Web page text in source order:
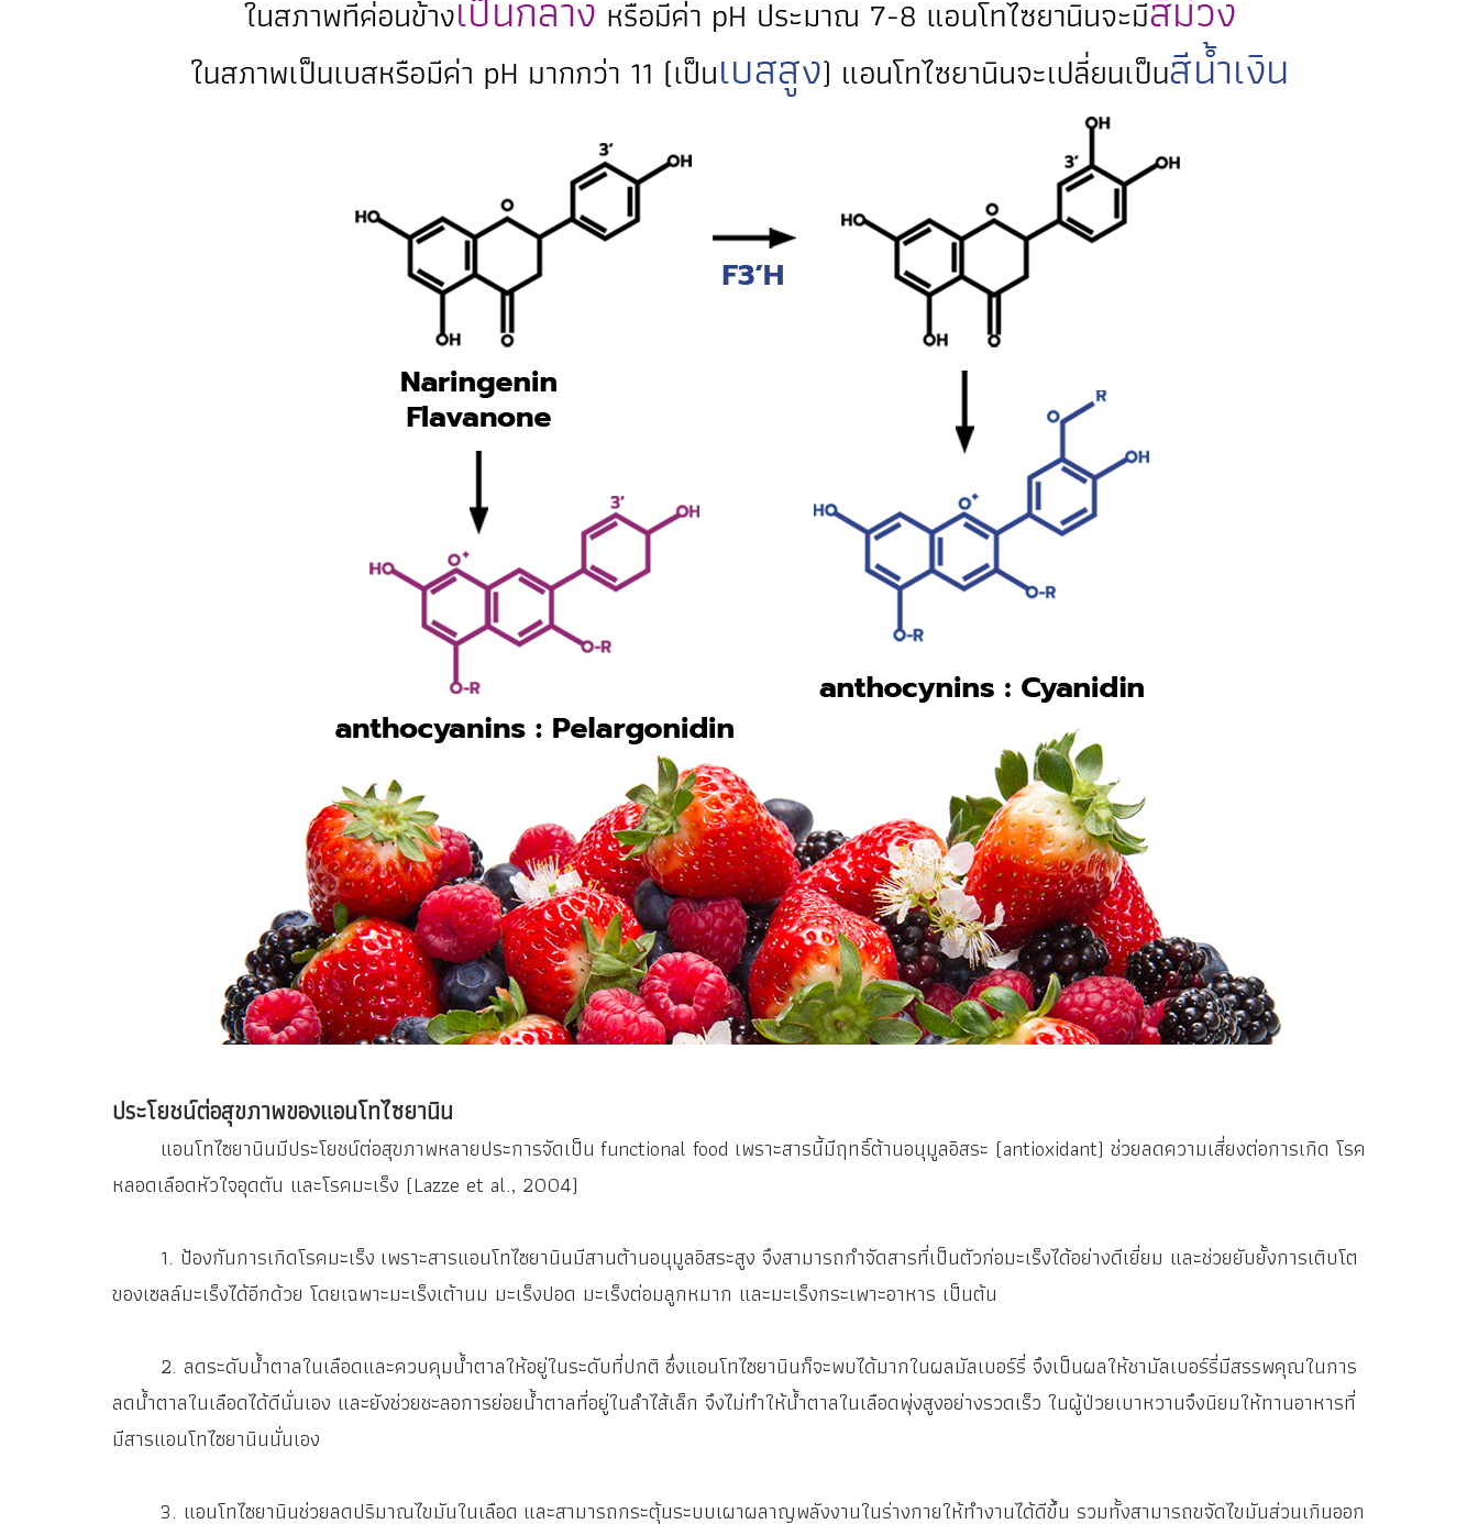
ประโยชน์ต่อสุขภาพของแอนโทไซยานิน
แอนโทไซยานินมีประโยชน์ต่อสุขภาพหลายประการจัดเป็น functional food เพราะสารนี้มีฤทธิ์ต้านอนุมูลอิสระ (antioxidant) ช่วยลดความเสี่ยงต่อการเกิด โรค
หลอดเลือดหัวใจอุดตัน และโรคมะเร็ง (Lazze et al., 2004)
1. ป้องกันการเกิดโรคมะเร็ง เพราะสารแอนโทไซยานินมีสานต้านอนุมูลอิสระสูง จึงสามารถกำจัดสารที่เป็นตัวก่อมะเร็งได้อย่างดีเยี่ยม และช่วยยับยั้งการเติบโต
ของเซลล์มะเร็งได้อีกด้วย โดยเฉพาะมะเร็งเต้านม มะเร็งปอด มะเร็งต่อมลูกหมาก และมะเร็งกระเพาะอาหาร เป็นต้น
2. ลดระดับน้ำตาลในเลือดและควบคุมน้ำตาลให้อยู่ในระดับที่ปกติ ซึ่งแอนโทไซยานินก็จะพบได้มากในผลมัลเบอร์รี่ จึงเป็นผลให้ชามัลเบอร์รี่มีสรรพคุณในการ
ลดน้ำตาลในเลือดได้ดีนั่นเอง และยังช่วยชะลอการย่อยน้ำตาลที่อยู่ในลำไส้เล็ก จึงไม่ทำให้น้ำตาลในเลือดพุ่งสูงอย่างรวดเร็ว ในผู้ป่วยเบาหวานจึงนิยมให้ทานอาหารที่
มีสารแอนโทไซยานินนั่นเอง
3. แอนโทไซยานินช่วยลดปริมาณไขมันในเลือด และสามารถกระตุ้นระบบเผาผลาญพลังงานในร่างกายให้ทำงานได้ดีขึ้น รวมทั้งสามารถขจัดไขมันส่วนเกินออก